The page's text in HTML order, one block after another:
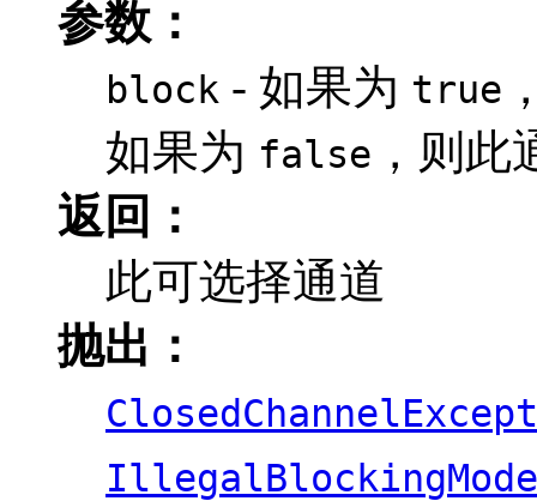
参数：
block - 如果为 true
如果为 false ，则
返回：
此可选择通道
抛出：